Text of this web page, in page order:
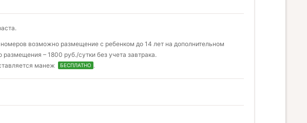
номеров возможно размещение с ребенком до 14 лет на дополнительном
размещения – 1800 руб./сутки без учета завтрака.
манеж
БЕСПЛАТНО .